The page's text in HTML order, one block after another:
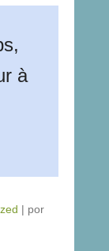
à
| por